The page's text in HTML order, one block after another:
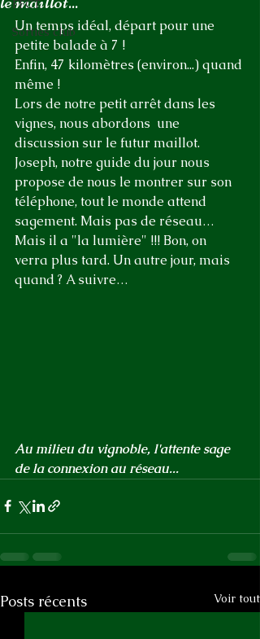
FFCT
Sorties club
Un temps idéal, départ pour une
petite balade à 7 !
Enfin, 47 kilomètres (environ...) quand
même !
Lors de notre petit arrêt dans les
vignes, nous abordons  une
discussion sur le futur maillot.
Joseph, notre guide du jour nous
propose de nous le montrer sur son
téléphone, tout le monde attend
sagement. Mais pas de réseau…
Mais il a "la lumière" !!! Bon, on
verra plus tard. Un autre jour, mais
quand ? A suivre…
Au milieu du vignoble, l'attente sage
de la connexion au réseau...
Posts récents Voir tout